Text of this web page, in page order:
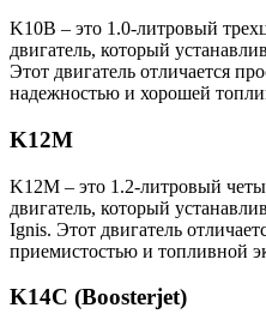
K10B – это 1.0-литровый
двигатель, который
Этот двигатель отличается
надежностью и хорошей
K12M
K12M – это 1.2-литровый
двигатель, который
Ignis. Этот двигатель
приемистостью и топливной
K14C (Boosterjet)